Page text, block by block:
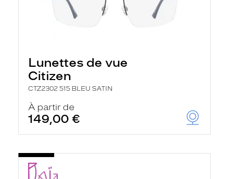
Lunettes de vue
Citizen
CTZ2302 515 BLEU SATIN
À partir de
149,00 €